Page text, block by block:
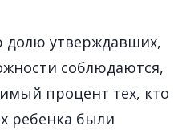
долю утверждавших,
соблюдаются,
процент тех, кто
ребенка были